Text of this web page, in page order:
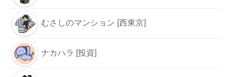
むさしのマンション [西東京]
ナカハラ [投資]